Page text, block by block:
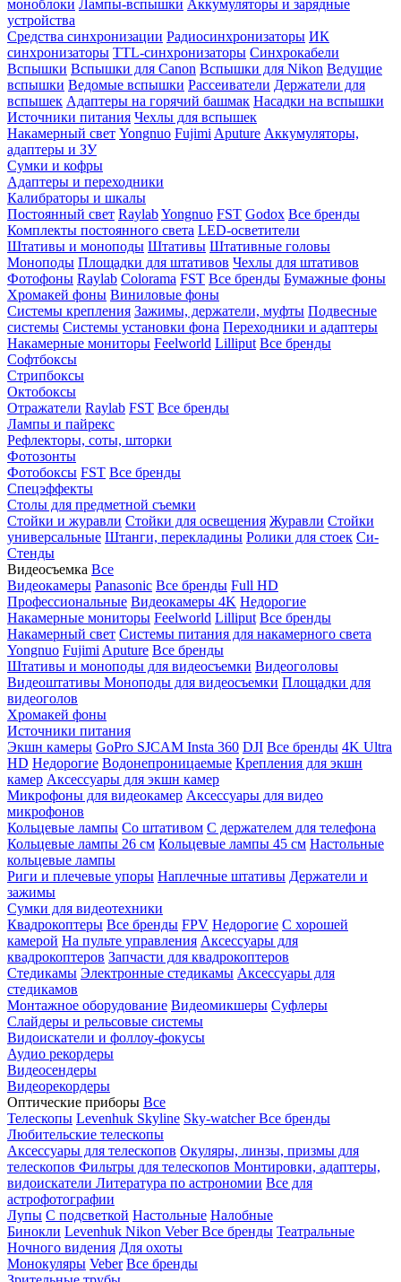
моноблоки Лампы-вспышки Аккумуляторы и зарядные
устройства
Средства синхронизации Радиосинхронизаторы ИК
синхронизаторы TTL-синхронизаторы Синхрокабели
Вспышки Вспышки для Canon Вспышки для Nikon Ведущие
вспышки Ведомые вспышки Рассеиватели Держатели для
вспышек Адаптеры на горячий башмак Насадки на вспышки
Источники питания Чехлы для вспышек
Накамерный свет Yongnuo Fujimi Aputure Аккумуляторы,
адаптеры и ЗУ
Сумки и кофры
Адаптеры и переходники
Калибраторы и шкалы
Постоянный свет RaylabYongnuo FST Godox Все бренды
Комплекты постоянного света LED-осветители
Штативы и моноподы Штативы Штативные головы
Моноподы Площадки для штативов Чехлы для штативов
Фотофоны Raylab Colorama FST Все бренды Бумажные фоны
Хромакей фоны Виниловые фоны
Системы крепления Зажимы, держатели, муфты Подвесные
системы Системы установки фона Переходники и адаптеры
Накамерные мониторы Feelworld Lilliput Все бренды
Софтбоксы
Стрипбоксы
Октобоксы
Отражатели Raylab FST Все бренды
Лампы и пайрекс
Рефлекторы, соты, шторки
Фотозонты
Фотобоксы FST Все бренды
Спецэффекты
Столы для предметной съемки
Стойки и журавли Стойки для освещения Журавли Стойки
универсальные Штанги, перекладины Ролики для стоек Си-
Стенды
Видеосъемка Все
Видеокамеры Panasonic Все бренды Full HD
Профессиональные Видеокамеры 4K Недорогие
Накамерные мониторы Feelworld Lilliput Все бренды
Накамерный свет Системы питания для накамерного света
Yongnuo Fujimi Aputure Все бренды
Штативы и моноподы для видеосъемки Видеоголовы
Видеоштативы Моноподы для видеосъемки Площадки для
видеоголов
Хромакей фоны
Источники питания
Экшн камеры GoPro SJCAM Insta 360 DJI Все бренды 4K Ultra
HD Недорогие Водонепроницаемые Крепления для экшн
камер Аксессуары для экшн камер
Микрофоны для видеокамер Аксессуары для видео
микрофонов
Кольцевые лампы Со штативом C держателем для телефона
Кольцевые лампы 26 см Кольцевые лампы 45 см Настольные
кольцевые лампы
Риги и плечевые упоры Наплечные штативы Держатели и
зажимы
Сумки для видеотехники
Квадрокоптеры Все бренды FPV Недорогие С хорошей
камерой На пульте управления Аксессуары для
квадрокоптеров Запчасти для квадрокоптеров
Стедикамы Электронные стедикамы Аксессуары для
стедикамов
Монтажное оборудование Видеомикшеры Суфлеры
Слайдеры и рельсовые системы
Видоискатели и фоллоу-фокусы
Аудио рекордеры
Видеосендеры
Видеорекордеры
Оптические приборы Все
Телескопы Levenhuk Skyline Sky-watcherВсе бренды
Любительские телескопы
Аксессуары для телескопов Окуляры, линзы, призмы для
телескопов Фильтры для телескопов Монтировки, адаптеры,
видоискатели Литература по астрономии Все для
астрофотографии
Лупы С подсветкой Настольные Налобные
Бинокли Levenhuk Nikon VeberВсе бренды Театральные
Ночного видения Для охоты
Монокуляры Veber Все бренды